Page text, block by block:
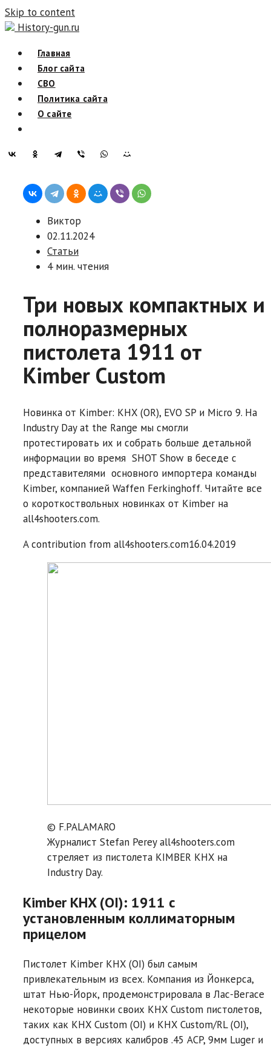
Skip to content
History-gun.ru
Главная
Блог сайта
СВО
Политика сайта
О сайте
Виктор
02.11.2024
Статьи
4 мин. чтения
Три новых компактных и
полноразмерных
пистолета 1911 от
Kimber Custom
Новинка от Kimber: KHX (OR), EVO SP и Micro 9. На
Industry Day at the Range мы смогли
протестировать их и собрать больше детальной
информации во время SHOT Show в беседе с
представителями основного импортера команды
Kimber, компанией Waffen Ferkinghoff. Читайте все
о короткоствольных новинках от Kimber на
all4shooters.com.
A contribution from all4shooters.com16.04.2019
© F.PALAMARO
Журналист Stefan Perey all4shooters.com
стреляет из пистолета KIMBER KHX на
Industry Day.
Kimber KHX (OI): 1911 с
установленным коллиматорным
прицелом
Пистолет Kimber KHX (OI) был самым
привлекательным из всех. Компания из Йонкерса,
штат Нью-Йорк, продемонстрировала в Лас-Вегасе
некоторые новинки своих KHX Custom пистолетов,
таких как KHX Custom (OI) и KHX Custom/RL (OI),
доступных в версиях калибров .45 ACP, 9мм Luger и